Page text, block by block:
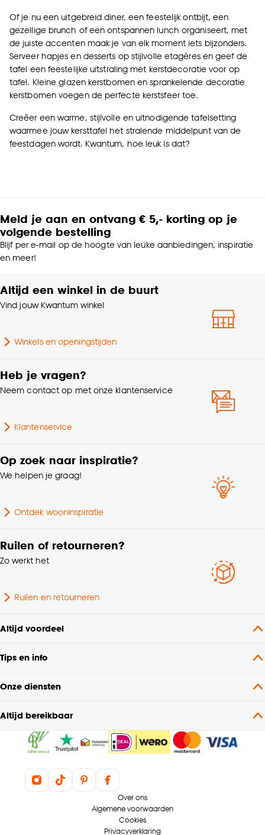
Of je nu een uitgebreid diner, een feestelijk ontbijt, een
gezellige brunch of een ontspannen lunch organiseert, met
de juiste accenten maak je van elk moment iets bijzonders.
Serveer hapjes en desserts op stijlvolle etagères en geef de
tafel een feestelijke uitstraling met kerstdecoratie voor op
tafel. Kleine glazen kerstbomen en sprankelende decoratie
kerstbomen voegen de perfecte kerstsfeer toe.
Creëer een warme, stijlvolle en uitnodigende tafelsetting
waarmee jouw kersttafel het stralende middelpunt van de
feestdagen wordt. Kwantum, hoe leuk is dat?
Meld je aan en ontvang € 5,- korting op je
volgende bestelling
Blijf per e-mail op de hoogte van leuke aanbiedingen, inspiratie
en meer!
Altijd een winkel in de buurt
Vind jouw Kwantum winkel
Winkels en openingstijden
Heb je vragen?
Neem contact op met onze klantenservice
Klantenservice
Op zoek naar inspiratie?
We helpen je graag!
Ontdek wooninspiratie
Ruilen of retourneren?
Zo werkt het
Ruilen en retourneren
Altijd voordeel
Tips en info
Onze diensten
Altijd bereikbaar
Over ons
Algemene voorwaarden
Cookies
Privacyverklaring